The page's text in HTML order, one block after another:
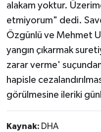
alakam yoktur.
etmiyorum" dedi.
Özgünlü ve Mehmet
yangın çıkarmak
zarar verme' suçundan
hapisle
görülmesine ileriki
Kaynak: DHA